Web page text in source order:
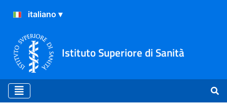
Istituto Superiore di Sanità